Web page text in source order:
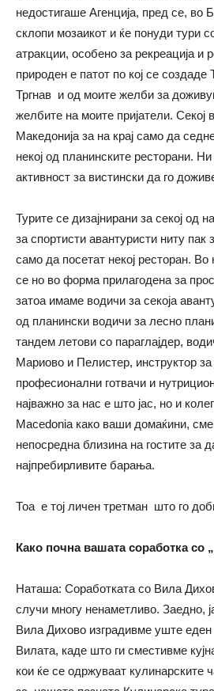
недостигаше Агенција, пред се, во
склопи мозаикот и ќе понуди тури
атракции, особено за рекреација и
природен е патот по кој се создаде
Тргнав и од моите желби за
желбите на моите пријатели. Секој
Македонија за на крај само да
некој од планинските ресторани.
активност за вистински да го
Турите се дизајнирани за секој од
за спортисти авантуристи ниту пак
само да посетат некој ресторан.
се но во форма прилагодена за
затоа имаме водичи за секоја
од планински водичи за лесно
тандем летови со параглајдер,
Мариово и Пелистер, инструктор за
професионални готвачи и
најважно за нас е што јас, но и
Macedonia како ваши домаќини,
непосредна близина на гостите за
најпребирливите барања.
Тоа е тој личен третман што го
Како почна вашата соработка со
Наташа: Соработката со Вила
случи многу ненаметливо. Заедно,
Вила Дихово изградивме уште еден
Вилата, каде што ги сместивме
кои ќе се одржуваат кулинарските